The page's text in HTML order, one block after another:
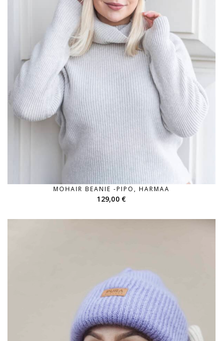
MOHAIR BEANIE -PIPO, HARMAA
129,00 €